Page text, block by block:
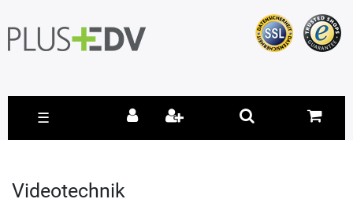
☰
Videotechnik